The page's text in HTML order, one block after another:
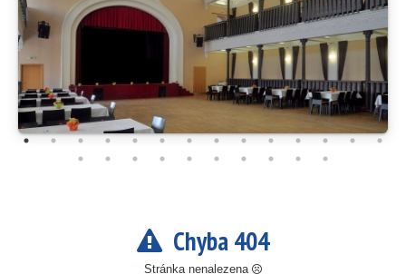
Chyba 404
Stránka nenalezena